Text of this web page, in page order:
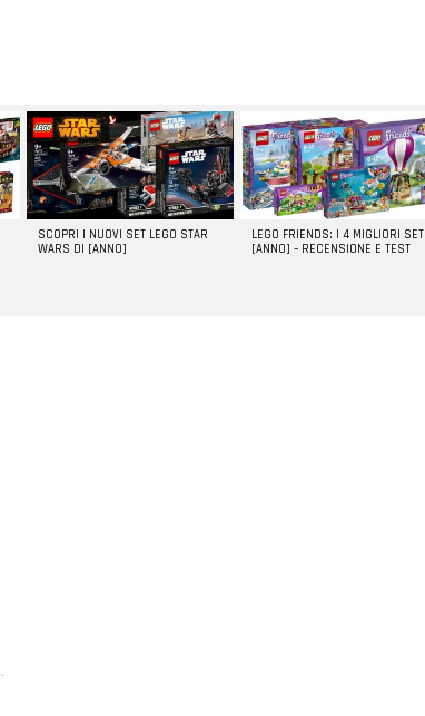
SCOPRI I NUOVI SET LEGO STAR
WARS DI [ANNO]
LEGO FRIENDS: I 4 MIGLIORI SET
[ANNO] – RECENSIONE E TEST